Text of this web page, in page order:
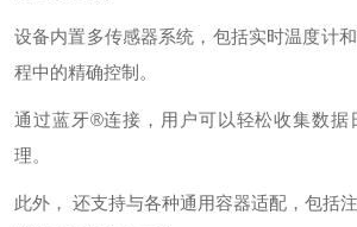
设备内置多传感器系统，包括实时温度计
程中的精确控制。
通过蓝牙®连接，用户可以轻松收集数据
理。
此外， 还支持与各种通用容器适配，包括